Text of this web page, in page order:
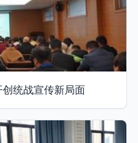
统战宣传新局面